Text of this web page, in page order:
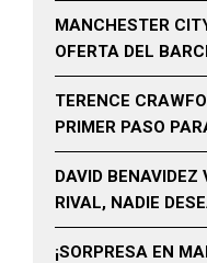
MANCHESTER
OFERTA DEL
TERENCE
PRIMER PASO
DAVID BENAVIDEZ
RIVAL, NADIE
¡SORPRESA EN